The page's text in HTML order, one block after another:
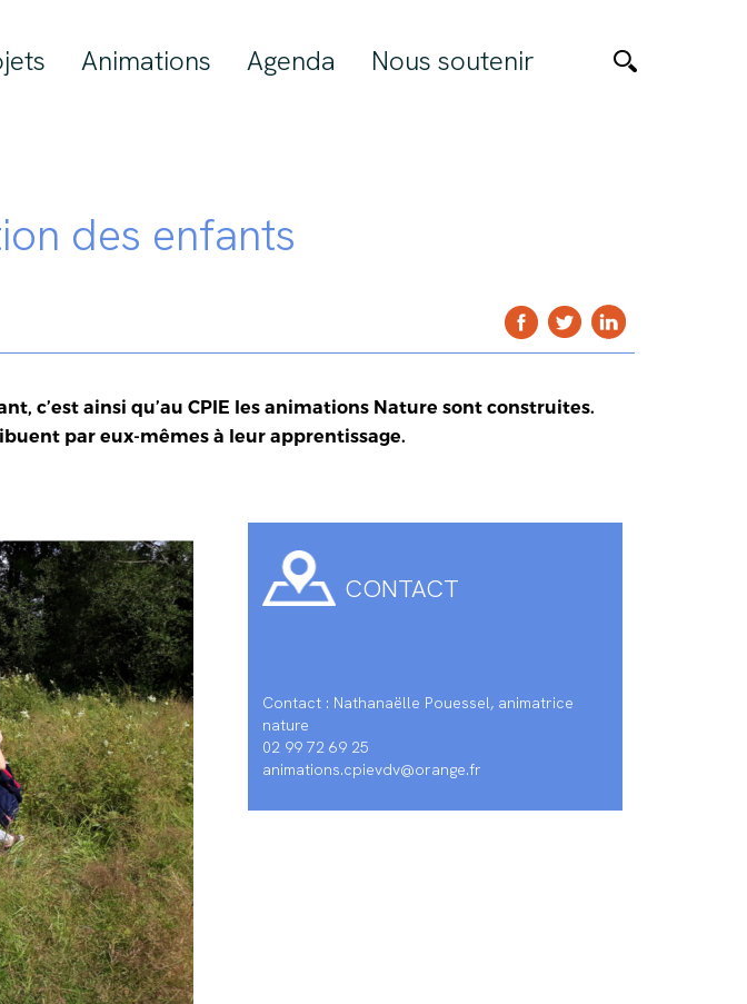
Animations Agenda Nous soutenir
des enfants
c’est ainsi qu’au CPIE les animations Naturesont construites.
par eux-mêmes à leur apprentissage.
CONTACT
Contact : Nathanaëlle Pouessel, animatrice
nature
02 99 72 69 25
animations.cpievdv@orange.fr